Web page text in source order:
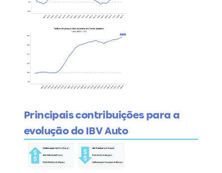
Principais contribuições para a
evolução do IBV Auto